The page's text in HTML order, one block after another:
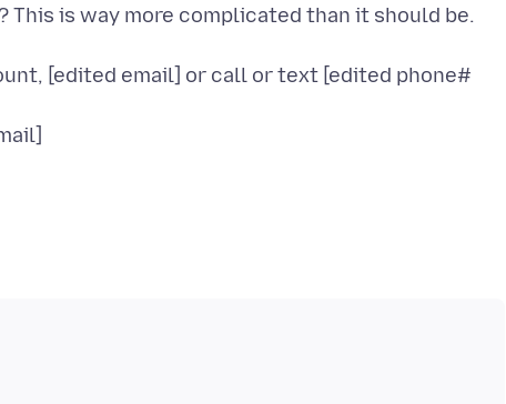
is way more complicated than it should be.
[edited email] or call or text [edited phone#